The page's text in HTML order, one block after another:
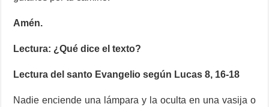
Amén.
Lectura: ¿Qué dice el texto?
Lectura del santo Evangelio según Lucas 8, 16-18
Nadie enciende una lámpara y la oculta en una vasija o